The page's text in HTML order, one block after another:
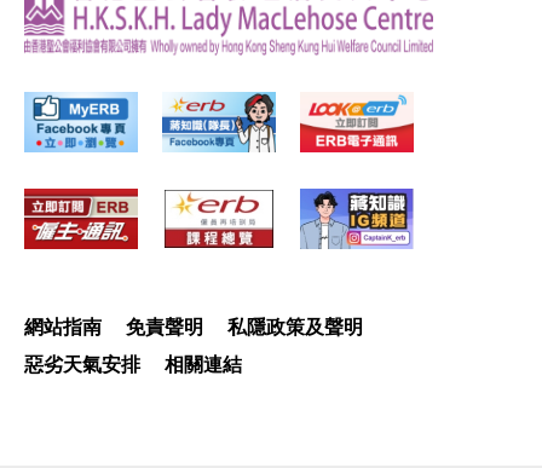
網站指南 免責聲明
私隱政策及聲明
惡劣天氣安排
相關連結